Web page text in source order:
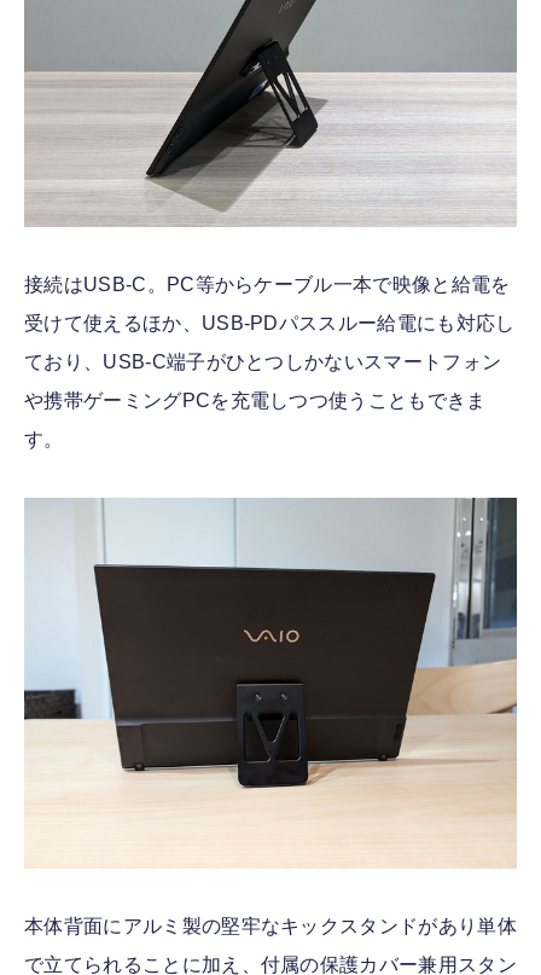
接続はUSB-C。PC等からケーブル一本で映像と給電を
受けて使えるほか、USB-PDパススルー給電にも対応し
ており、USB-C端子がひとつしかないスマートフォン
や携帯ゲーミングPCを充電しつつ使うこともできま
す。
本体背面にアルミ製の堅牢なキックスタンドがあり単体
で立てられることに加え、付属の保護カバー兼用スタン